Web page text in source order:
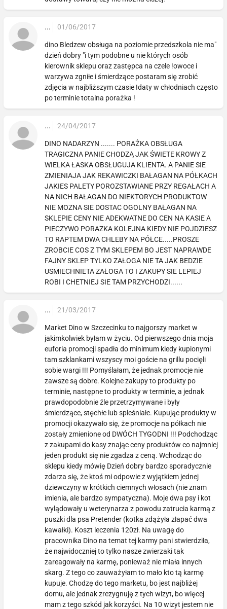
... 01/06/2017
dino Bledzew obsługa na poziomie przedszkola nie ma"
dzień dobry "i tym podobne u nie których osób
kierownik sklepu oraz zastępca na czele !owoce i
warzywa zgniłe i śmierdzące postaram się zrobić
zdjęcia w najbliższym czasie !daty w chłodniach często
po terminie totalna porażka !
... 24/04/2017
DINO NADARZYN ....... PORAŻKA OBSŁUGA
TRAGICZNA PANIE CHODZĄ JAK ŚWIETE KROWY Z
WIELKA ŁASKA OBSŁUGUJA KLIENTA. A PANIE SIE
ZMIENIAJA JAK REKAWICZKI BAŁAGAN NA PÓŁKACH
JAKIES PALETY POROZSTAWIANE PRZY REGAŁACH A
NA NICH BAŁAGAN DO NIEKTORYCH PRODUKTOW
NIE MOZNA SIE DOSTAC OGOLNY BAŁAGAN NA
SKLEPIE CENY NIE ADEKWATNE DO CEN NA KASIE A
PIECZYWO PORAZKA KOLEJNA KIEDY NIE POJDZIESZ
TO RAPTEM DWA CHLEBY NA PÓŁCE.....PROSZE
ZROBCIE COS Z TYM SKLEPEM BO JEST NAPRAWDE
FAJNY SKLEP TYLKO ZAŁOGA NIE TA JAK BEDZIE
USMIECHNIETA ZAŁOGA TO I ZAKUPY SIE LEPIEJ
ROBI I CHETNIEJ SIE TAM PRZYCHODZI......
... 21/03/2017
Market Dino w Szczecinku to najgorszy market w
jakimkolwiek byłam w życiu. Od pierwszego dnia moja
euforia promocji spadła do minimum kiedy kupionymi
tam szklankami wszyscy moi goście na grillu pocięli
sobie wargi !!! Pomyślałam, że jednak promocje nie
zawsze są dobre. Kolejne zakupy to produkty po
terminie, następne to produkty w terminie, a jednak
prawdopodobnie źle przetrzymywane i były
śmierdzące, stęchłe lub spleśniałe. Kupując produkty w
promocji okazywało się, że promocje na półkach nie
zostały zmienione od DWÓCH TYGODNI !!! Podchodząc
z zakupami do kasy znając ceny produktów co najmniej
jeden produkt się nie zgadza z ceną. Wchodząc do
sklepu kiedy mówię Dzień dobry bardzo sporadycznie
zdarza się, że ktoś mi odpowie z wyjątkiem jednej
dziewczyny w krótkich ciemnych włosach (nie znam
imienia, ale bardzo sympatyczna). Moje dwa psy i kot
wylądowały u weterynarza z powodu zatrucia karmą z
puszki dla psa Pretender (kotka zdążyła złapać dwa
kawałki). Koszt leczenia 120zł. Na uwagę do
pracownika Dino na temat tej karmy pani stwierdziła,
że najwidoczniej to tylko nasze zwierzaki tak
zareagowały na karmę, ponieważ nie miała innych
skarg. Z tego co zauważyłam to mało kto tą karmę
kupuje. Chodzę do tego marketu, bo jest najbliżej
domu, ale jednak zrezygnuję z tych wizyt, bo więcej
mam z tego szkód jak korzyści. Na 10 wizyt jestem nie